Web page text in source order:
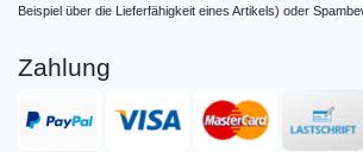
Beispiel über die Lieferfähigkeit eines Artikels) oder
Zahlung